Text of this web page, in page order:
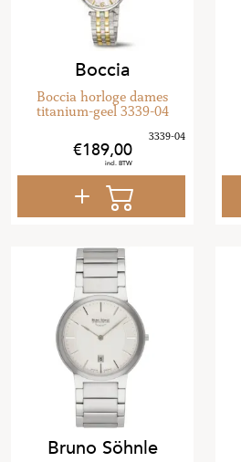
Boccia
Boccia horloge dames
titanium-geel 3339-04
189,00
Bruno Söhnle